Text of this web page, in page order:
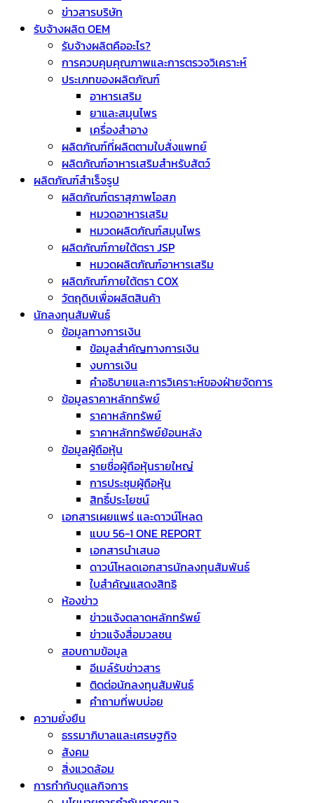
ข่าวสารบริษัท
รับจ้างผลิต OEM
รับจ้างผลิตคืออะไร?
การควบคุมคุณภาพและการตรวจวิเคราะห์
ประเภทของผลิตภัณฑ์
อาหารเสริม
ยาและสมุนไพร
เครื่องสำอาง
ผลิตภัณฑ์ที่ผลิตตามใบสั่งแพทย์
ผลิตภัณฑ์อาหารเสริมสำหรับสัตว์
ผลิตภัณฑ์สำเร็จรูป
ผลิตภัณฑ์ตราสุภาพโอสภ
หมวดอาหารเสริม
หมวดผลิตภัณฑ์สมุนไพร
ผลิตภัณฑ์ภายใต้ตรา JSP
หมวดผลิตภัณฑ์อาหารเสริม
ผลิตภัณฑ์ภายใต้ตรา COX
วัตถุดิบเพื่อผลิตสินค้า
นักลงทุนสัมพันธ์
ข้อมูลทางการเงิน
ข้อมูลสำคัญทางการเงิน
งบการเงิน
คำอธิบายและการวิเคราะห์ของฝ่ายจัดการ
ข้อมูลราคาหลักทรัพย์
ราคาหลักทรัพย์
ราคาหลักทรัพย์ย้อนหลัง
ข้อมูลผู้ถือหุ้น
รายชื่อผู้ถือหุ้นรายใหญ่
การประชุมผู้ถือหุ้น
สิทธิ์ประโยชน์
เอกสารเผยแพร่ และดาวน์โหลด
แบบ 56-1 ONE REPORT
เอกสารนำเสนอ
ดาวน์โหลดเอกสารนักลงทุนสัมพันธ์
ใบสำคัญแสดงสิทธิ
ห้องข่าว
ข่าวแจ้งตลาดหลักทรัพย์
ข่าวแจ้งสื่อมวลชน
สอบถามข้อมูล
อีเมล์รับข่าวสาร
ติดต่อนักลงทุนสัมพันธ์
คำถามที่พบบ่อย
ความยั่งยืน
ธรรมาภิบาลและเศรษฐกิจ
สังคม
สิ่งแวดล้อม
การกำกับดูแลกิจการ